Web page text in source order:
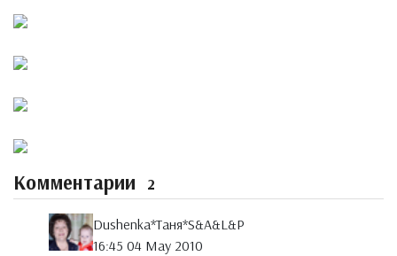
Комментарии 2
Dushenka*Таня*S&A&L&P
16:45 04 May 2010